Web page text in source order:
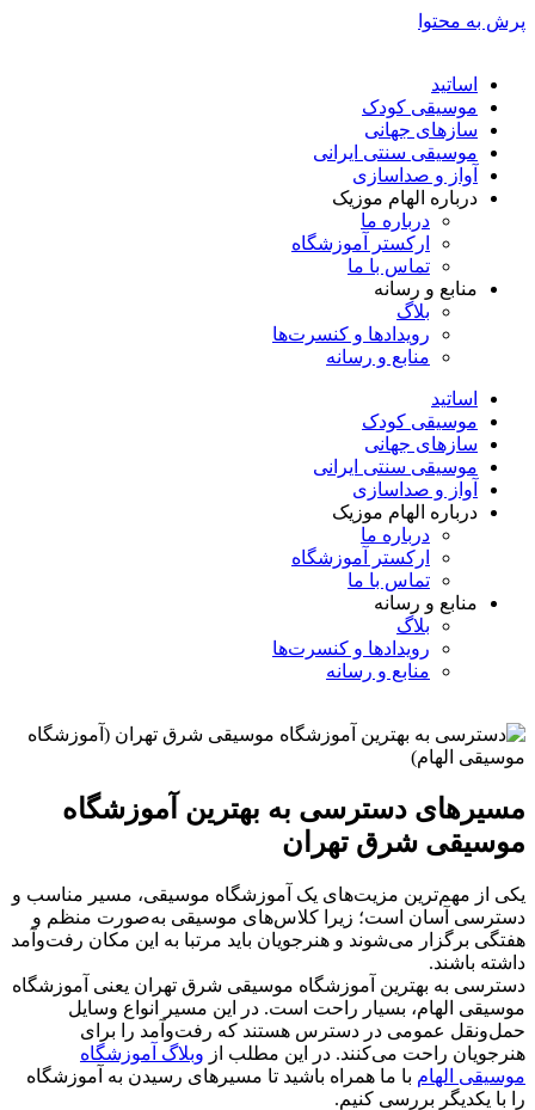
پرش به محتوا
اساتید
موسیقی کودک
سازهای جهانی
موسیقی سنتی ایرانی
آواز و صداسازی
درباره الهام موزیک
درباره ما
ارکستر آموزشگاه
تماس با ما
منابع و رسانه
بلاگ
رویدادها و کنسرت‌ها
منابع و رسانه
اساتید
موسیقی کودک
سازهای جهانی
موسیقی سنتی ایرانی
آواز و صداسازی
درباره الهام موزیک
درباره ما
ارکستر آموزشگاه
تماس با ما
منابع و رسانه
بلاگ
رویدادها و کنسرت‌ها
منابع و رسانه
مسیرهای دسترسی به بهترین آموزشگاه
موسیقی شرق تهران
یکی از مهم‌ترین مزیت‌های یک آموزشگاه موسیقی، مسیر مناسب و
دسترسی آسان است؛ زیرا کلاس‌های موسیقی به‌صورت منظم و
هفتگی برگزار می‌شوند و هنرجویان باید مرتبا به این مکان رفت‌وآمد
داشته باشند.
دسترسی به بهترین آموزشگاه موسیقی شرق تهران یعنی آموزشگاه
موسیقی الهام، بسیار راحت است. در این مسیر انواع وسایل
حمل‌ونقل عمومی در دسترس هستند که رفت‌وآمد را برای
هنرجویان راحت می‌کنند. در این مطلب از وبلاگ آموزشگاه
موسیقی الهام با ما همراه باشید تا مسیرهای رسیدن به آموزشگاه
را با یکدیگر بررسی کنیم.